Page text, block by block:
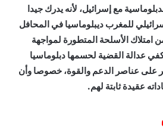
مع إسرائيل، لأنه يدرك جيدا
للمغرب ديبلوماسيا في المحافل
امتلاك الأسلحة المتطورة لمواجهة
تكفي عدالة القضية لحسمها دبلوماسيا
على عناصر الدعم والقوة، خصوصا وأن
عقيدة ثابتة لهم.